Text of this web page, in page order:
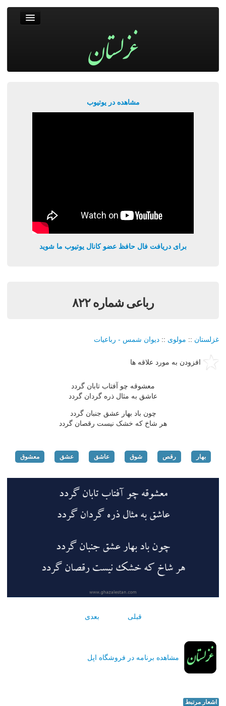
مشاهده در یوتیوب
برای دریافت فال حافظ عضو کانال یوتیوب ما شوید
رباعی شماره ۸۲۲
غزلستان :: مولوی :: دیوان شمس - رباعیات
افزودن به مورد علاقه ها
معشوقه چو آفتاب تابان گردد
عاشق به مثال ذره گردان گردد
چون باد بهار عشق جنبان گردد
هر شاخ که خشک نیست رقصان گردد
بهار رقص شوق عاشق عشق معشوق
قبلی بعدی
مشاهده برنامه در فروشگاه اپل
اشعار مرتبط